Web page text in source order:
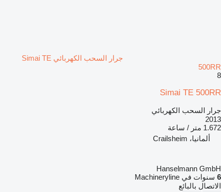
جرار السحب الكهربائي Simai TE
500RR
8
Simai TE 500RR
جرار السحب الكهربائي
2013
1.672 متر / ساعة
ألمانيا، Crailsheim
Hanselmann GmbH
6 سنوات في Machineryline
الاتصال بالبائع